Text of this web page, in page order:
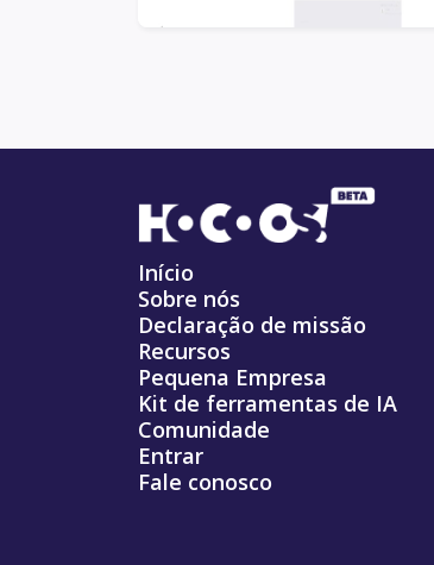
Início
Sobre nós
Declaração de missão
Recursos
Pequena Empresa
Kit de ferramentas de IA
Comunidade
Entrar
Fale conosco